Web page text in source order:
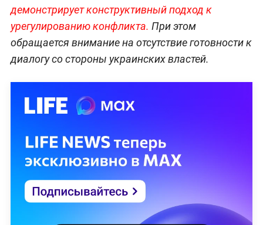
демонстрирует конструктивный подход к
урегулированию конфликта. При этом
обращается внимание на отсутствие готовности к
диалогу со стороны украинских властей.